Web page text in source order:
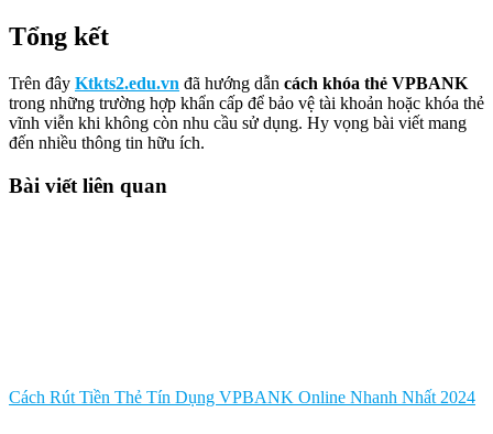
Tổng kết
Trên đây Ktkts2.edu.vn đã hướng dẫn cách khóa thẻ VPBANK
trong những trường hợp khẩn cấp để bảo vệ tài khoản hoặc khóa thẻ
vĩnh viễn khi không còn nhu cầu sử dụng. Hy vọng bài viết mang
đến nhiều thông tin hữu ích.
Bài viết liên quan
Cách Rút Tiền Thẻ Tín Dụng VPBANK Online Nhanh Nhất 2024